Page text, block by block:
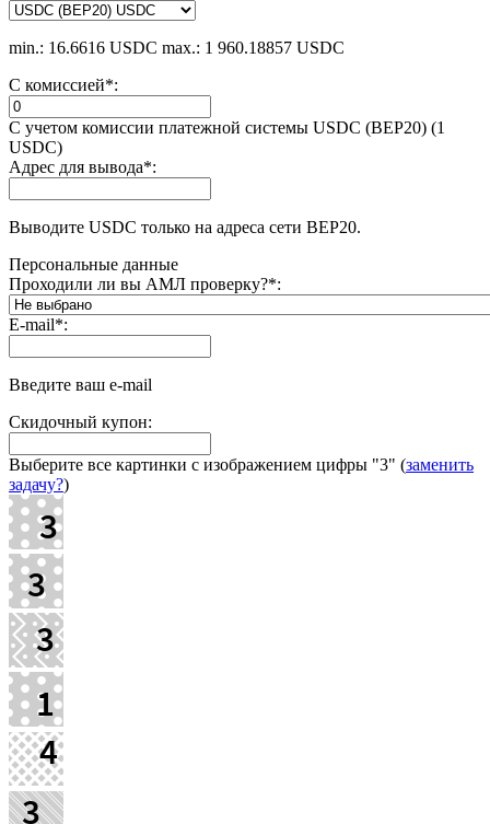
min.: 16.6616 USDC max.: 1 960.18857 USDC
С комиссией*:
С учетом комиссии платежной системы USDC (BEP20) (1
USDC)
Адрес для вывода*:
Выводите USDC только на адреса сети BEP20.
Персональные данные
Проходили ли вы АМЛ проверку?*:
E-mail*:
Введите ваш e-mail
Скидочный купон:
Выберите все картинки с изображением цифры "3" (заменить
задачу?)